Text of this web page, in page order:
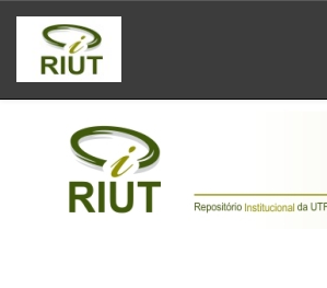
Skip
navigation